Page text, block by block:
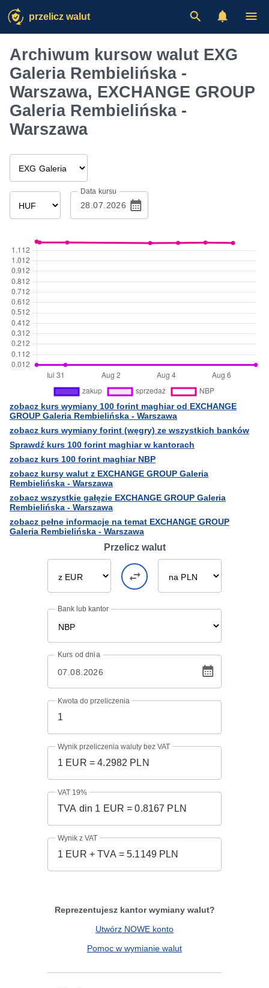
przelicz walut
Archiwum kursow walut EXG
Galeria Rembielińska -
Warszawa, EXCHANGE GROUP
Galeria Rembielińska -
Warszawa
Data kursu
zobacz kurs wymiany 100 forint maghiar od EXCHANGE
GROUP Galeria Rembielińska - Warszawa
zobacz kurs wymiany forint (węgry) ze wszystkich banków
Sprawdź kurs 100 forint maghiar w kantorach
zobacz kurs 100 forint maghiar NBP
zobacz kursy walut z EXCHANGE GROUP Galeria
Rembielińska - Warszawa
zobacz wszystkie gałęzie EXCHANGE GROUP Galeria
Rembielińska - Warszawa
zobacz pełne informacje na temat EXCHANGE GROUP
Galeria Rembielińska - Warszawa
Przelicz walut
Bank lub kantor
Kurs od dnia
Kwota do przeliczenia
Wynik przeliczenia waluty bez VAT
VAT 19%
Wynik z VAT
Reprezentujesz kantor wymiany walut?
Utwórz NOWE konto
Pomoc w wymianie walut